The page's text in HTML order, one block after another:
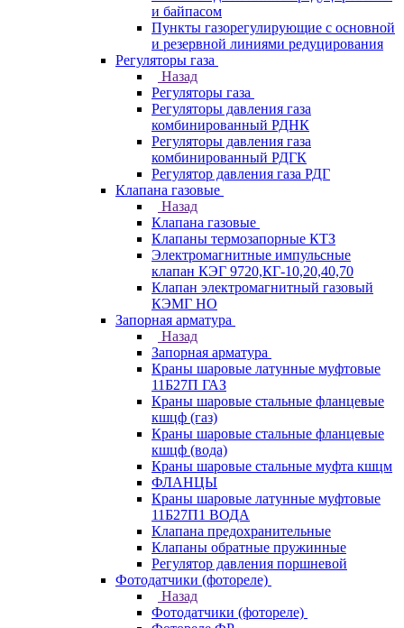
и байпасом
Пункты газорегулирующие с основной
и резервной линиями редуцирования
Регуляторы газа
Назад
Регуляторы газа
Регуляторы давления газа
комбинированный РДНК
Регуляторы давления газа
комбинированный РДГК
Регулятор давления газа РДГ
Клапана газовые
Назад
Клапана газовые
Клапаны термозапорные КТЗ
Электромагнитные импульсные
клапан КЭГ 9720,КГ-10,20,40,70
Клапан электромагнитный газовый
КЭМГ НО
Запорная арматура
Назад
Запорная арматура
Краны шаровые латунные муфтовые
11Б27П ГАЗ
Краны шаровые стальные фланцевые
кшцф (газ)
Краны шаровые стальные фланцевые
кшцф (вода)
Краны шаровые стальные муфта кшцм
ФЛАНЦЫ
Краны шаровые латунные муфтовые
11Б27П1 ВОДА
Клапана предохранительные
Клапаны обратные пружинные
Регулятор давления поршневой
Фотодатчики (фотореле)
Назад
Фотодатчики (фотореле)